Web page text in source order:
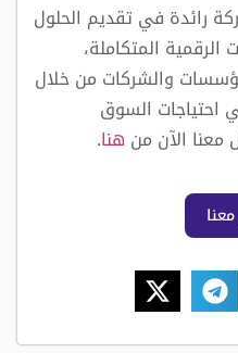
رائدة في تقديم الحلول
الرقمية المتكاملة،
والشركات من خلال
احتياجات السوق
معنا الآن من هنا.